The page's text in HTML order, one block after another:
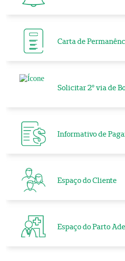
Carta de
Solicitar 2º via de
Informativo de
Espaço do Cliente
Espaço do Parto